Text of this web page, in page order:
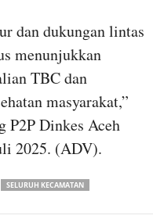
dan dukungan lintas
menunjukkan
TBC dan
masyarakat,”
P2P Dinkes Aceh
2025. (ADV).
SELURUH KECAMATAN